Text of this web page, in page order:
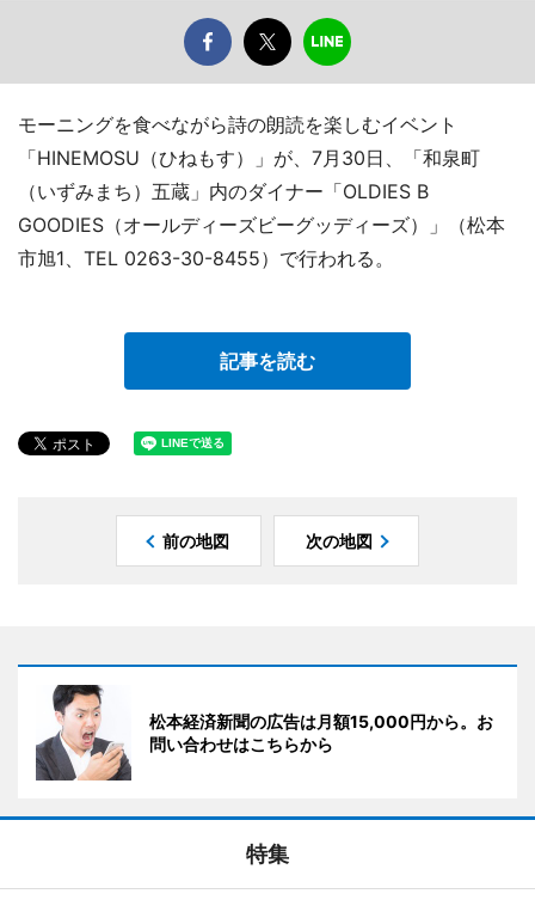
モーニングを食べながら詩の朗読を楽しむイベント
「HINEMOSU（ひねもす）」が、7月30日、「和泉町
（いずみまち）五蔵」内のダイナー「OLDIES B
GOODIES（オールディーズビーグッディーズ）」（松本
市旭1、TEL 0263-30-8455）で行われる。
記事を読む
前の地図 次の地図
松本経済新聞の広告は月額15,000円から。お
問い合わせはこちらから
特集